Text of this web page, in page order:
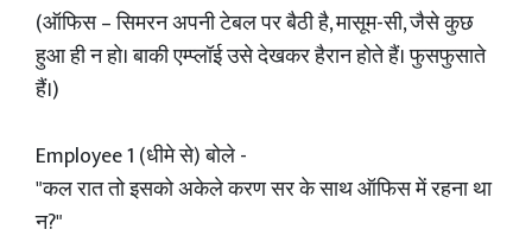
(ऑफिस – सिमरन अपनी टेबल पर बैठी है, मासूम-सी, जैसे कुछ
हुआ ही न हो। बाकी एम्प्लॉई उसे देखकर हैरान होते हैं। फुसफुसाते
हैं।)
Employee 1 (धीमे से) बोले -
"कल रात तो इसको अकेले करण सर के साथ ऑफिस में रहना था
न?"